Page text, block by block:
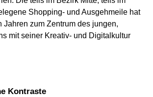
Shopping- und Ausgehmeile hat
Jahren zum Zentrum des jungen,
mit seiner Kreativ- und Digitalkultur
Kontraste